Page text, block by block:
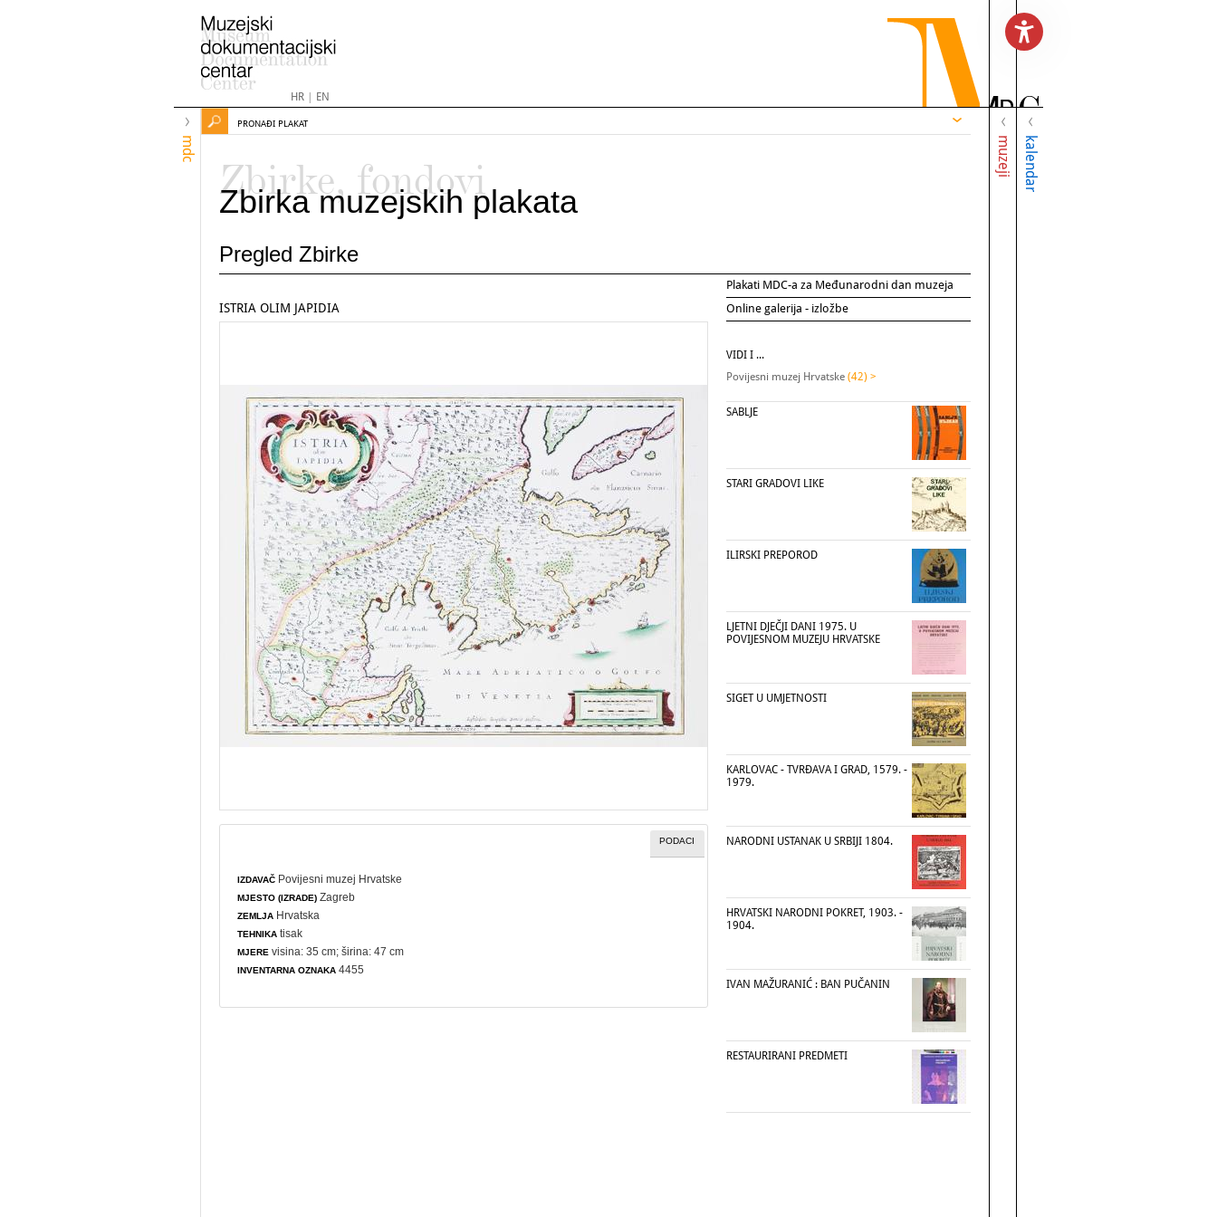
HR| EN
mdc muzeji kalendar
PRONAĐI PLAKAT
Zbirke, fondovi
Zbirka muzejskih plakata
Pregled Zbirke
Plakati MDC-a za Međunarodni dan muzeja
Online galerija - izložbe
ISTRIA OLIM JAPIDIA
PODACI
IZDAVAČ Povijesni muzej Hrvatske
MJESTO (IZRADE) Zagreb
ZEMLJA Hrvatska
TEHNIKA tisak
MJERE visina: 35 cm; širina: 47 cm
INVENTARNA OZNAKA 4455
VIDI I ...
Povijesni muzej Hrvatske (42) >
SABLJE
STARI GRADOVI LIKE
ILIRSKI PREPOROD
LJETNI DJEČJI DANI 1975. U
POVIJESNOM MUZEJU HRVATSKE
SIGET U UMJETNOSTI
KARLOVAC - TVRĐAVA I GRAD, 1579. -
1979.
NARODNI USTANAK U SRBIJI 1804.
HRVATSKI NARODNI POKRET, 1903. -
1904.
IVAN MAŽURANIĆ : BAN PUČANIN
RESTAURIRANI PREDMETI